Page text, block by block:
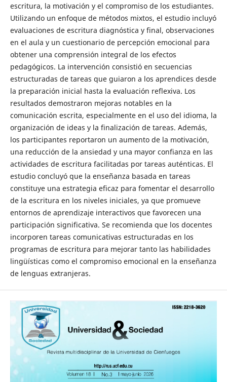
escritura, la motivación y el compromiso de los estudiantes.
Utilizando un enfoque de métodos mixtos, el estudio incluyó
evaluaciones de escritura diagnóstica y final, observaciones
en el aula y un cuestionario de percepción emocional para
obtener una comprensión integral de los efectos
pedagógicos. La intervención consistió en secuencias
estructuradas de tareas que guiaron a los aprendices desde
la preparación inicial hasta la evaluación reflexiva. Los
resultados demostraron mejoras notables en la
comunicación escrita, especialmente en el uso del idioma, la
organización de ideas y la finalización de tareas. Además,
los participantes reportaron un aumento de la motivación,
una reducción de la ansiedad y una mayor confianza en las
actividades de escritura facilitadas por tareas auténticas. El
estudio concluyó que la enseñanza basada en tareas
constituye una estrategia eficaz para fomentar el desarrollo
de la escritura en los niveles iniciales, ya que promueve
entornos de aprendizaje interactivos que favorecen una
participación significativa. Se recomienda que los docentes
incorporen tareas comunicativas estructuradas en los
programas de escritura para mejorar tanto las habilidades
lingüísticas como el compromiso emocional en la enseñanza
de lenguas extranjeras.